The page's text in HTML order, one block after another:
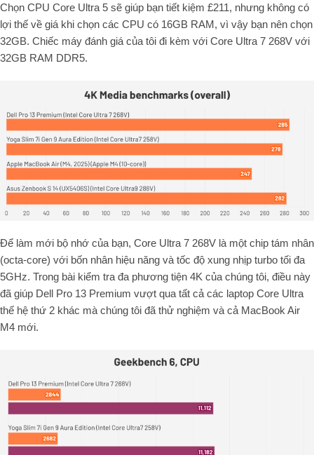
Chọn CPU Core Ultra 5 sẽ giúp bạn tiết kiệm £211, nhưng không có
lợi thế về giá khi chọn các CPU có 16GB RAM, vì vậy bạn nên chọn
32GB. Chiếc máy đánh giá của tôi đi kèm với Core Ultra 7 268V với
32GB RAM DDR5.
Để làm mới bộ nhớ của bạn, Core Ultra 7 268V là một chip tám nhân
(octa-core) với bốn nhân hiệu năng và tốc độ xung nhịp turbo tối đa
5GHz. Trong bài kiểm tra đa phương tiện 4K của chúng tôi, điều này
đã giúp Dell Pro 13 Premium vượt qua tất cả các laptop Core Ultra
thế hệ thứ 2 khác mà chúng tôi đã thử nghiệm và cả MacBook Air
M4 mới.